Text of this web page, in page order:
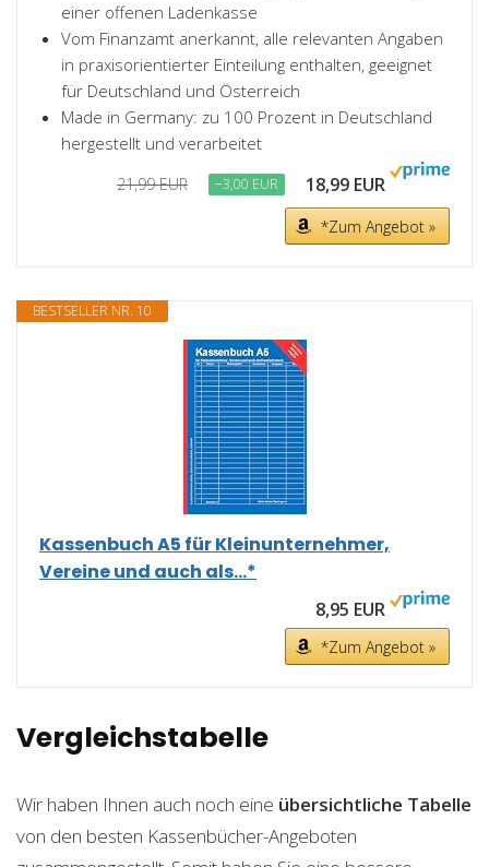
einer offenen Ladenkasse
Vom Finanzamt anerkannt, alle relevanten Angaben
in praxisorientierter Einteilung enthalten, geeignet
für Deutschland und Österreich
Made in Germany: zu 100 Prozent in Deutschland
hergestellt und verarbeitet
21,99 EUR −3,00 EUR 18,99 EUR
*Zum Angebot »
BESTSELLER NR. 10
Kassenbuch A5 für Kleinunternehmer,
Vereine und auch als...*
8,95 EUR
*Zum Angebot »
Vergleichstabelle
Wir haben Ihnen auch noch eine übersichtliche Tabelle
von den besten Kassenbücher-Angeboten